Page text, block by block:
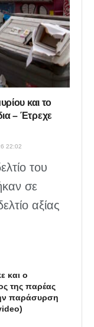
και το
– Έτρεχε
22:02
του
σε
αξίας
και ο
της παρέας
παράσυρση